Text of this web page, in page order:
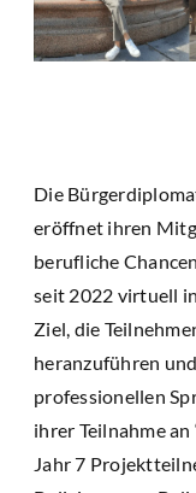
Die
eröffnet ihren
berufliche
seit 2022 virtuell
Ziel, die
heranzuführen
professionellen
ihrer Teilnahme
Jahr 7